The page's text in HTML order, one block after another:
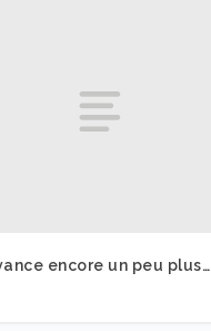
encore un peu plus…